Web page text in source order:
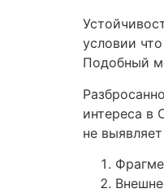
условии
Подобный
интереса в
не